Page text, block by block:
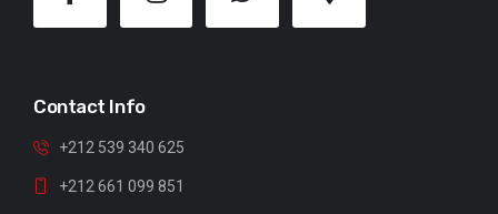
Contact Info
+212 539 340 625
+212 661 099 851